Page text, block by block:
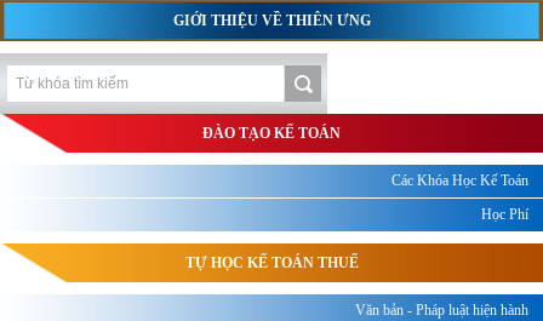
GIỚI THIỆU VỀ THIÊN ƯNG
ĐÀO TẠO KẾ TOÁN
Các Khóa Học Kế Toán
Học Phí
TỰ HỌC KẾ TOÁN THUẾ
Văn bản - Pháp luật hiện hành